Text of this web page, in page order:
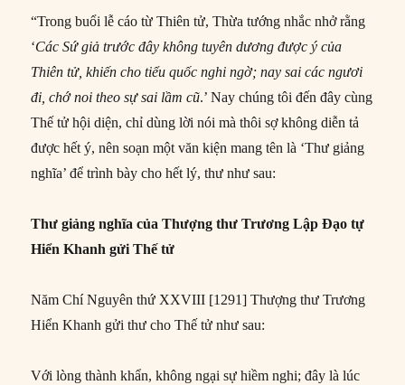
“Trong buổi lễ cáo từ Thiên tử, Thừa tướng nhắc nhở rằng
‘Các Sứ giả trước đây không tuyên dương được ý của
Thiên tử, khiến cho tiểu quốc nghi ngờ; nay sai các ngươi
đi, chớ noi theo sự sai lầm cũ.’ Nay chúng tôi đến đây cùng
Thế tử hội diện, chỉ dùng lời nói mà thôi sợ không diễn tả
được hết ý, nên soạn một văn kiện mang tên là ‘Thư giảng
nghĩa’ để trình bày cho hết lý, thư như sau:
Thư giảng nghĩa của Thượng thư Trương Lập Đạo tự
Hiển Khanh gửi Thế tử
Năm Chí Nguyên thứ XXVIII [1291] Thượng thư Trương
Hiển Khanh gửi thư cho Thế tử như sau:
Với lòng thành khẩn, không ngại sự hiềm nghi; đây là lúc